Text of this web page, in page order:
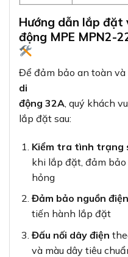
Hướng dẫn lắp đặt
động MPE MPN2-
Để đảm bảo an toàn và
di
động 32A , quý khách
lắp đặt sau:
Kiểm tra tình trạng
khi lắp đặt, đảm
hỏng
Đảm bảo nguồn
tiến hành lắp đặt
Đấu nối dây điện
và màu dây tiêu